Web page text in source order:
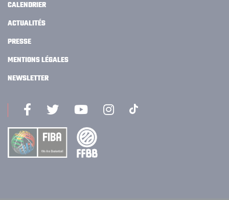
CALENDRIER
ACTUALITÉS
PRESSE
MENTIONS LÉGALES
NEWSLETTER